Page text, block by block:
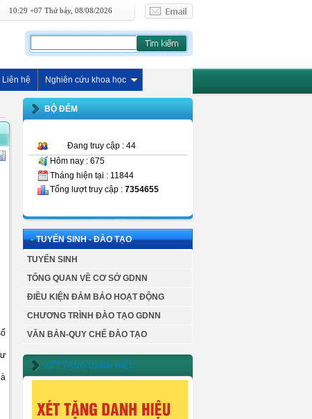
10:29 +07 Thứ bảy, 08/08/2026
Liên hệ Nghiên cứu khoa học
BỘ ĐẾM
Đang truy cập : 44
Hôm nay : 675
Tháng hiện tại : 11844
Tổng lượt truy cập : 7354655
• TUYỂN SINH - ĐÀO TẠO
TUYỂN SINH
TỔNG QUAN VỀ CƠ SỞ GDNN
ĐIỀU KIỆN ĐẢM BẢO HOẠT ĐỘNG
CHƯƠNG TRÌNH ĐÀO TẠO GDNN
VĂN BẢN-QUY CHẾ ĐÀO TẠO
XÉT TẶNG DANH HIỆU